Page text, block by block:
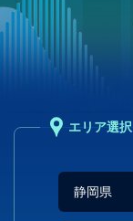
エリア選択